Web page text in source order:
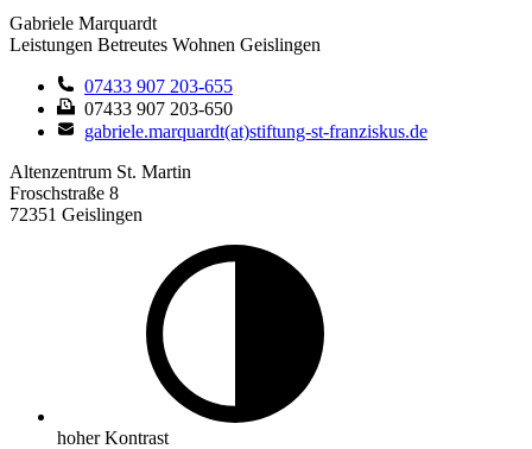
Gabriele Marquardt
Leistungen Betreutes Wohnen Geislingen
07433 907 203-655
07433 907 203-650
gabriele.marquardt(at)stiftung-st-franziskus.de
Altenzentrum St. Martin
Froschstraße 8
72351 Geislingen
hoher Kontrast